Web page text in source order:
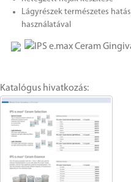
Lágyrészek természetes
használatával
Katalógus hivatkozás: